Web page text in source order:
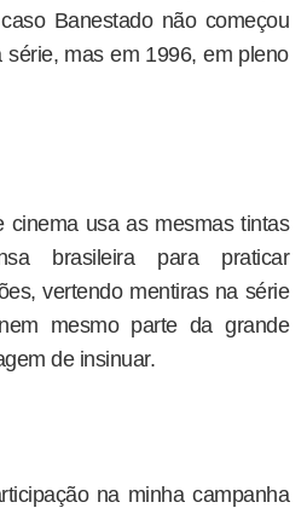
Banestado não começou
mas em 1996, em pleno
cinema usa as mesmas tintas
brasileira para praticar
vertendo mentiras na série
mesmo parte da grande
de insinuar.
na minha campanha